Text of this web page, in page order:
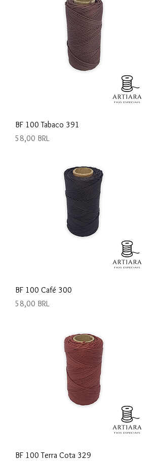
BF 100 Tabaco 391
Precio
58,00 BRL
BF 100 Café 300
Precio
58,00 BRL
BF 100 Terra Cota 329